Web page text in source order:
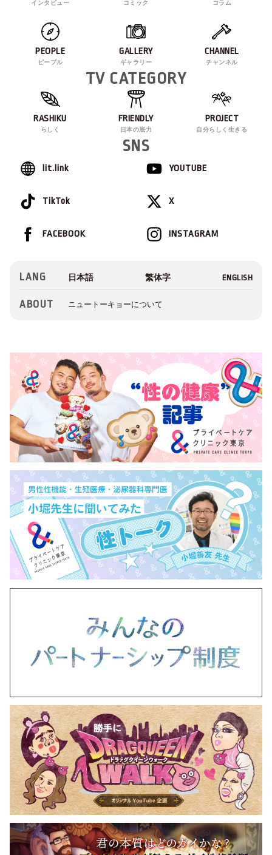
インタビュー コミック コラム
PEOPLE
ピープル
GALLERY
ギャラリー
CHANNEL
チャンネル
TV CATEGORY
RASHIKU
らしく
FRIENDLY
日本の底力
PROJECT
自分らしく生きる
SNS
lit.link YOUTUBE
TikTok X
INSTAGRAM
FACEBOOK
LANG
ABOUT ニュートーキョーについて